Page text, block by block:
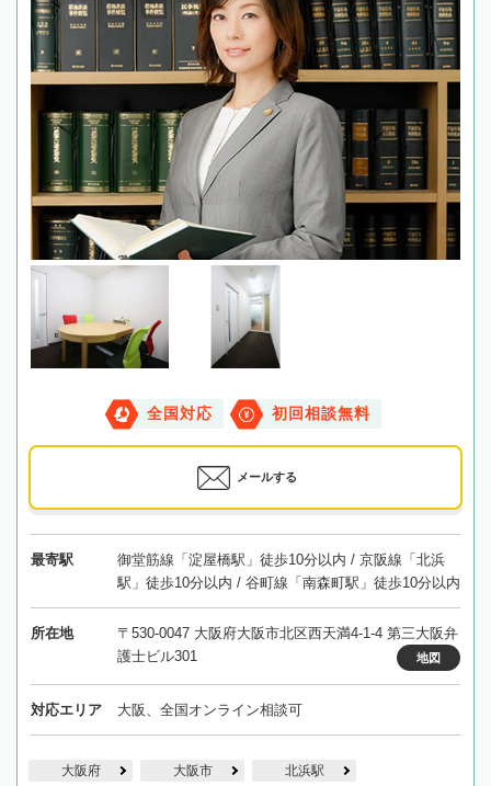
全国対応 初回相談無料
メールする
最寄駅
御堂筋線「淀屋橋駅」徒歩10分以内 / 京阪線「北浜
駅」徒歩10分以内 / 谷町線「南森町駅」徒歩10分以内
所在地
〒530-0047 大阪府大阪市北区西天満4-1-4 第三大阪弁
護士ビル301
地図
対応エリア 大阪、全国オンライン相談可
大阪府 大阪市 北浜駅